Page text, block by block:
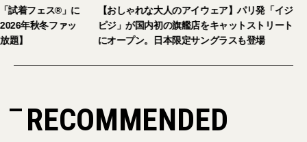
試着フェス®︎」に
年秋冬ファッ
題】
【おしゃれな大人のアイウェア】パリ発「イジ
ピジ」が国内初の旗艦店をキャットストリート
にオープン。日本限定サングラスも登場
RECOMMENDED